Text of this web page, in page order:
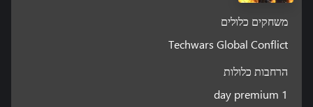
משחקים כלולים
Techwars Global Conflict
הרחבות כלולות
1 day premium